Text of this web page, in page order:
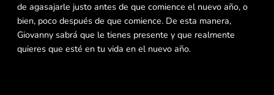
de agasajarle justo antes de que comience el nuevo año, o
bien, poco después de que comience. De esta manera,
Giovanny sabrá que le tienes presente y que realmente
quieres que esté en tu vida en el nuevo año.